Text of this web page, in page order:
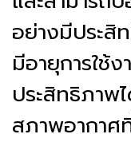
อย่างมีประสิ
มีอายุการใช้
ประสิทธิภา
สภาพอากา